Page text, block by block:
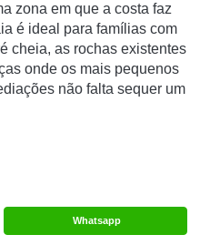
zona em que a costa faz
é ideal para famílias com
cheia, as rochas existentes
onde os mais pequenos
não falta sequer um
Whatsapp